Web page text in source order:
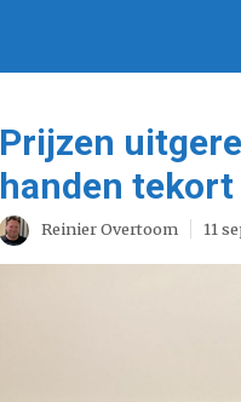
Prijzen
handen tekort
Reinier Overtoom 11